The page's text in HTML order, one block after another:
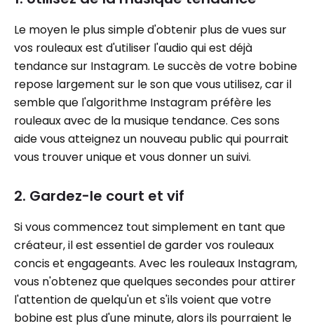
Le moyen le plus simple d'obtenir plus de vues sur
vos rouleaux est d'utiliser l'audio qui est déjà
tendance sur Instagram. Le succès de votre bobine
repose largement sur le son que vous utilisez, car il
semble que l'algorithme Instagram préfère les
rouleaux avec de la musique tendance. Ces sons
aide vous atteignez un nouveau public qui pourrait
vous trouver unique et vous donner un suivi.
2. Gardez-le court et vif
Si vous commencez tout simplement en tant que
créateur, il est essentiel de garder vos rouleaux
concis et engageants. Avec les rouleaux Instagram,
vous n'obtenez que quelques secondes pour attirer
l'attention de quelqu'un et s'ils voient que votre
bobine est plus d'une minute, alors ils pourraient le